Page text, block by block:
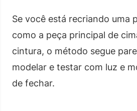
Se você está recriando uma
como a peça principal de
cintura, o método segue
modelar e testar com luz e
de fechar.